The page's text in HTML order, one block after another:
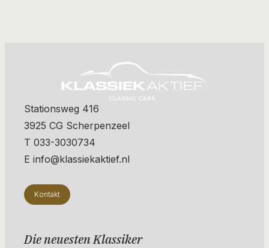
Stationsweg 416
3925 CG Scherpenzeel
T 033-3030734
E info@klassiekaktief.nl
Kontakt
Die neuesten Klassiker